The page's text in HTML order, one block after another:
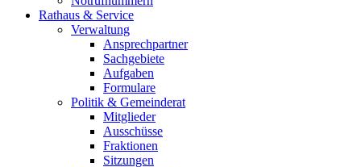
Rathaus & Service
Verwaltung
Ansprechpartner
Sachgebiete
Aufgaben
Formulare
Politik & Gemeinderat
Mitglieder
Ausschüsse
Fraktionen
Sitzungen